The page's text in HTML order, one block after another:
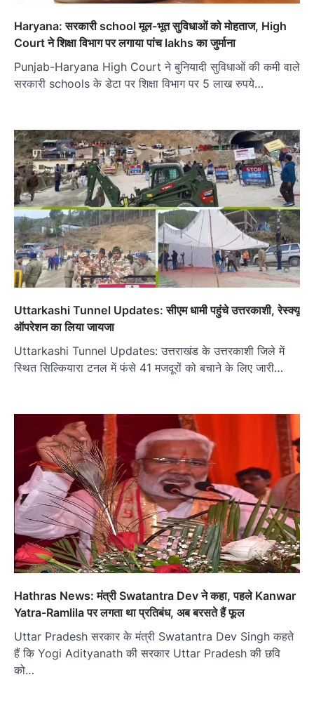
Haryana: सरकारी school मूल-भूत सुविधाओं को मोहताज, High
Court ने शिक्षा विभाग पर लगाया पांच lakhs का जुर्माना
Punjab-Haryana High Court ने बुनियादी सुविधाओं की कमी वाले
सरकारी schools के डेटा पर शिक्षा विभाग पर 5 लाख रुपये…
Uttarkashi Tunnel Updates: सीएम धामी पहुंचे उत्तरकाशी, रेस्क्यू
ऑपरेशन का लिया जायजा
Uttarkashi Tunnel Updates: उत्तराखंड के उत्तरकाशी जिले में
स्थित सिल्कियारा टनल में फंसे 41 मजदूरों को बचाने के लिए जारी…
Hathras News: मंत्री Swatantra Dev ने कहा, पहले Kanwar
Yatra-Ramlila पर लगता था प्रतिबंध, अब बरसते हैं फूल
Uttar Pradesh सरकार के मंत्री Swatantra Dev Singh कहते
हैं कि Yogi Adityanath की सरकार Uttar Pradesh की छवि
को…